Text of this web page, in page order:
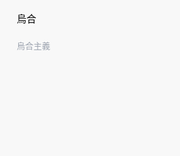
烏合
烏合主義